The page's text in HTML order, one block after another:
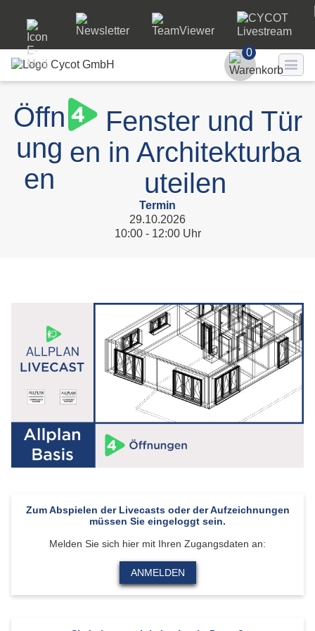
Passwort
0
Öffn
ung
en
Fenster und Tür
en in Architekturba
uteilen
Termin
29.10.2026
10:00 - 12:00 Uhr
Zum Abspielen der Livecasts oder der Aufzeichnungen
müssen Sie eingeloggt sein.
Melden Sie sich hier mit Ihren Zugangsdaten an:
ANMELDEN